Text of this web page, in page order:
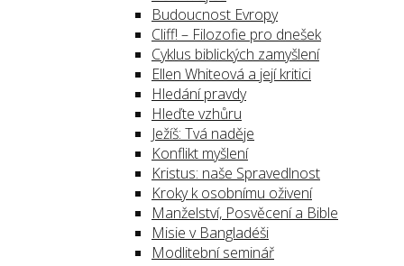
Budoucnost Evropy
Cliff! – Filozofie pro dnešek
Cyklus biblických zamyšlení
Ellen Whiteová a její kritici
Hledání pravdy
Hleďte vzhůru
Ježíš: Tvá naděje
Konflikt myšlení
Kristus: naše Spravedlnost
Kroky k osobnímu oživení
Manželství, Posvěcení a Bible
Misie v Bangladéši
Modlitební seminář